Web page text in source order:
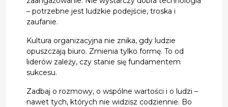
– potrzebne jest ludzkie podejście, troska i
zaufanie.
Kultura organizacyjna nie znika, gdy ludzie
opuszczają biuro. Zmienia tylko formę. To od
liderów zależy, czy stanie się fundamentem
sukcesu.
Zadbaj o rozmowy, o wspólne wartości i o ludzi –
nawet tych, których nie widzisz codziennie. Bo